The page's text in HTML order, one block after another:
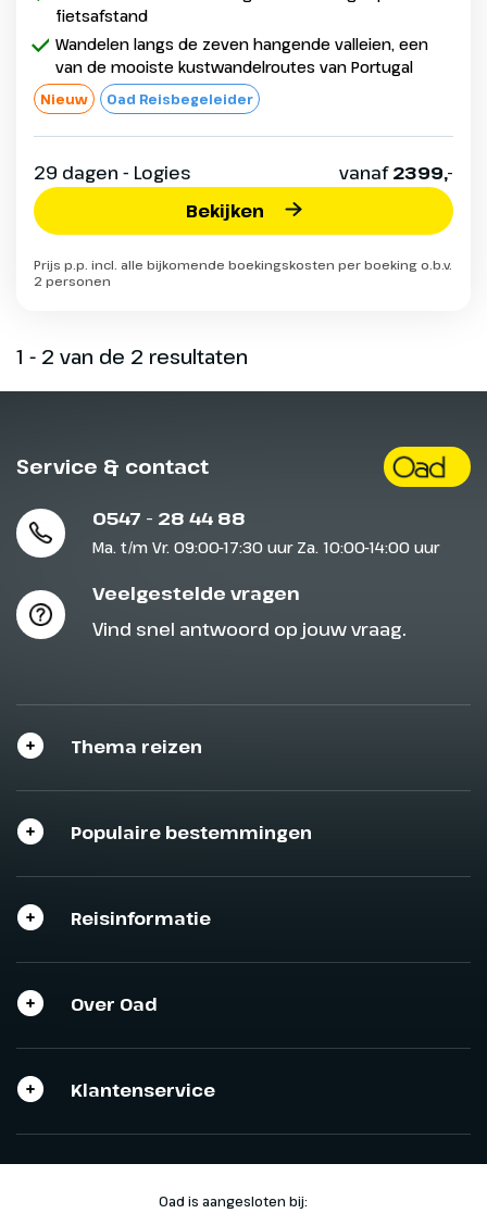
fietsafstand
Wandelen langs de zeven hangende valleien, een
van de mooiste kustwandelroutes van Portugal
Nieuw Oad Reisbegeleider
29 dagen - Logies vanaf2399,-
Bekijken
Prijs p.p. incl. alle bijkomende boekingskosten per boeking o.b.v.
2 personen
1 - 2 van de 2 resultaten
Service & contact
0547 - 28 44 88
Ma. t/m Vr. 09:00-17:30 uur Za. 10:00-14:00 uur
Veelgestelde vragen
Vind snel antwoord op jouw vraag.
Thema reizen
Populaire bestemmingen
Reisinformatie
Over Oad
Klantenservice
Oad is aangesloten bij: